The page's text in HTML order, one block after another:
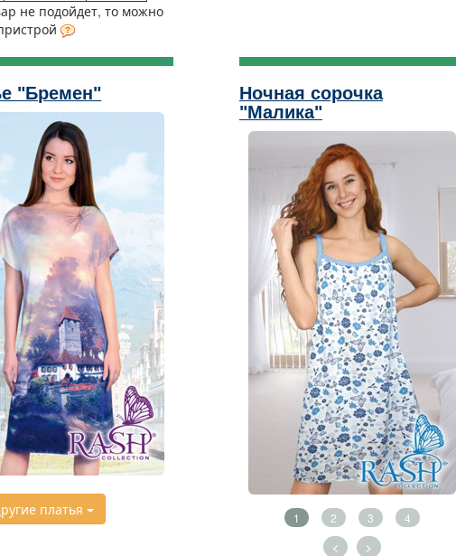
не подойдет, то можно
"Бремен"
платья
Ночная сорочка
"Малика"
1 2 3 4
< >